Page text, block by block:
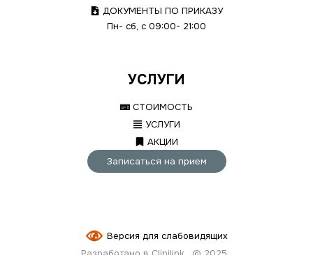
ДОКУМЕНТЫ ПО ПРИКАЗУ
Пн- сб, с 09:00- 21:00
УСЛУГИ
СТОИМОСТЬ
УСЛУГИ
АКЦИИ
Записаться на прием
Версия для слабовидящих